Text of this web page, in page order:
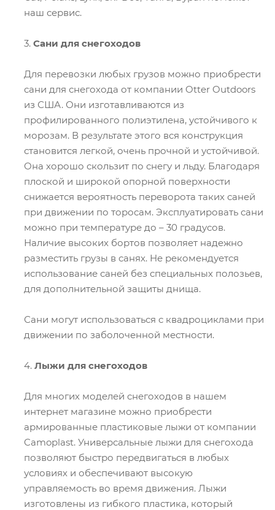
наш сервис.
3. Сани для снегоходов
Для перевозки любых грузов можно приобрести
сани для снегохода от компании Otter Outdoors
из США. Они изготавливаются из
профилированного полиэтилена, устойчивого к
морозам. В результате этого вся конструкция
становится легкой, очень прочной и устойчивой.
Она хорошо скользит по снегу и льду. Благодаря
плоской и широкой опорной поверхности
снижается вероятность переворота таких саней
при движении по торосам. Эксплуатировать сани
можно при температуре до – 30 градусов.
Наличие высоких бортов позволяет надежно
разместить грузы в санях. Не рекомендуется
использование саней без специальных полозьев,
для дополнительной защиты днища.
Сани могут использоваться с квадроциклами при
движении по заболоченной местности.
4. Лыжи для снегоходов
Для многих моделей снегоходов в нашем
интернет магазине можно приобрести
армированные пластиковые лыжи от компании
Camoplast. Универсальные лыжи для снегохода
позволяют быстро передвигаться в любых
условиях и обеспечивают высокую
управляемость во время движения. Лыжи
изготовлены из гибкого пластика, который